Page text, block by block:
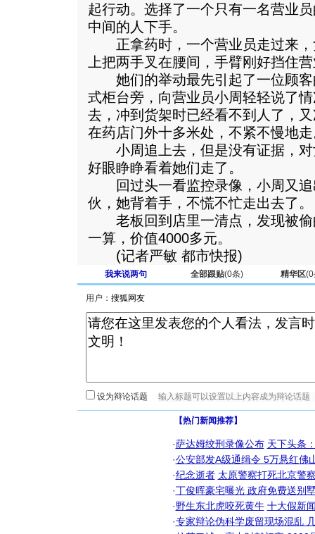
起行动。选择了一个只有一名营业
中间的人下手。
正拿药时，一个营业员走过来，
上把两手叉在腰间，手臂刚好挡住
她们的举动最先引起了一位顾客
式柜台旁，向营业员小周轻轻说了
去，冲到货架时已经看不到人了，
在药店门外十多米处，不紧不慢地
小周追上去，但是没有证据，对
好眼睁睁看着她们走了。
回过头一看监控录像，小周又追
伙，她背着手，不慌不忙走出去了。
老板回到店里一清点，发现被偷
一算，价值4000多元。
(记者严敏 都市快报)
我来说两句 全部跟贴(0条) 精华区(0
用户：
设为辩论话题
【热门新闻推荐】
·萨达姆绞刑录像公布 天下头条
·公安部发A级通缉令 5万悬红佛
·纪念逝者 太原警察打死北京警
·丁俊晖豪宅曝光 政府免费送别
·野生东北虎咬死黄牛 十大假新
·专家辩论伪科学废留现场混乱